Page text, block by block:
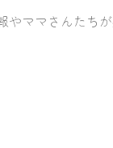
やママさんたち